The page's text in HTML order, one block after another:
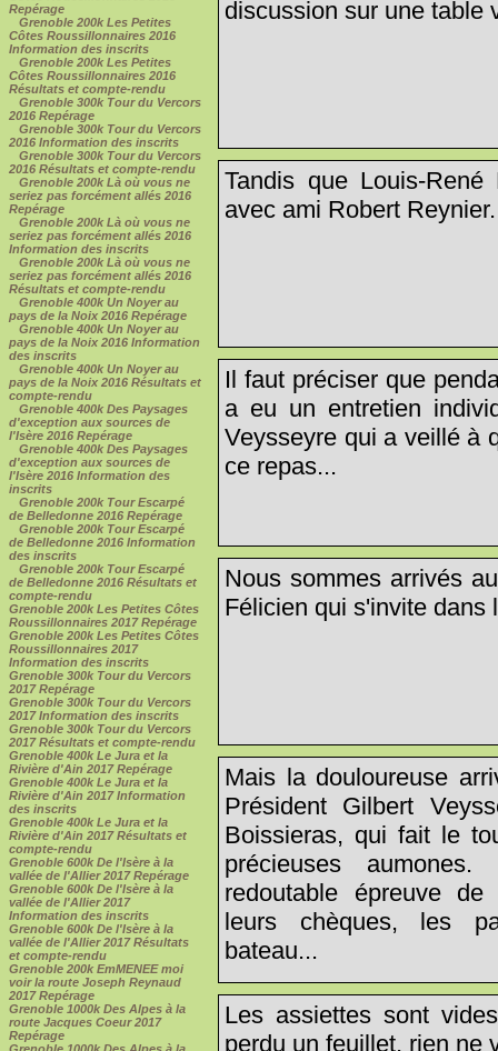
Repérage
Grenoble 200k Les Petites
Côtes Roussillonnaires 2016
Information des inscrits
Grenoble 200k Les Petites
Côtes Roussillonnaires 2016
Résultats et compte-rendu
Grenoble 300k Tour du Vercors
2016 Repérage
Grenoble 300k Tour du Vercors
2016 Information des inscrits
Grenoble 300k Tour du Vercors
2016 Résultats et compte-rendu
Grenoble 200k Là où vous ne
seriez pas forcément allés 2016
Repérage
Grenoble 200k Là où vous ne
seriez pas forcément allés 2016
Information des inscrits
Grenoble 200k Là où vous ne
seriez pas forcément allés 2016
Résultats et compte-rendu
Grenoble 400k Un Noyer au
pays de la Noix 2016 Repérage
Grenoble 400k Un Noyer au
pays de la Noix 2016 Information
des inscrits
Grenoble 400k Un Noyer au
pays de la Noix 2016 Résultats et
compte-rendu
Grenoble 400k Des Paysages
d'exception aux sources de
l'Isère 2016 Repérage
Grenoble 400k Des Paysages
d'exception aux sources de
l'Isère 2016 Information des
inscrits
Grenoble 200k Tour Escarpé
de Belledonne 2016 Repérage
Grenoble 200k Tour Escarpé
de Belledonne 2016 Information
des inscrits
Grenoble 200k Tour Escarpé
de Belledonne 2016 Résultats et
compte-rendu
Grenoble 200k Les Petites Côtes
Roussillonnaires 2017 Repérage
Grenoble 200k Les Petites Côtes
Roussillonnaires 2017
Information des inscrits
Grenoble 300k Tour du Vercors
2017 Repérage
Grenoble 300k Tour du Vercors
2017 Information des inscrits
Grenoble 300k Tour du Vercors
2017 Résultats et compte-rendu
Grenoble 400k Le Jura et la
Rivière d'Ain 2017 Repérage
Grenoble 400k Le Jura et la
Rivière d'Ain 2017 Information
des inscrits
Grenoble 400k Le Jura et la
Rivière d'Ain 2017 Résultats et
compte-rendu
Grenoble 600k De l'Isère à la
vallée de l'Allier 2017 Repérage
Grenoble 600k De l'Isère à la
vallée de l'Allier 2017
Information des inscrits
Grenoble 600k De l'Isère à la
vallée de l'Allier 2017 Résultats
et compte-rendu
Grenoble 200k EmMENEE moi
voir la route Joseph Reynaud
2017 Repérage
Grenoble 1000k Des Alpes à la
route Jacques Coeur 2017
Repérage
discussion sur une table
Tandis que Louis-René
avec ami Robert
Il faut préciser que
a eu un entretien
Veysseyre qui a veillé à
ce repas...
Nous sommes arrivés
Félicien qui s'invite dans
Mais la douloureuse
Président Gilbert
Boissieras, qui fait le
précieuses
redoutable épreuve
leurs chèques, les
bateau...
Les assiettes sont
perdu un feuillet, rien ne